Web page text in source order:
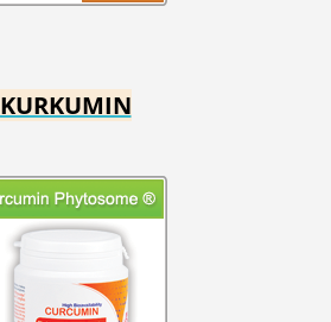
KURKUMIN